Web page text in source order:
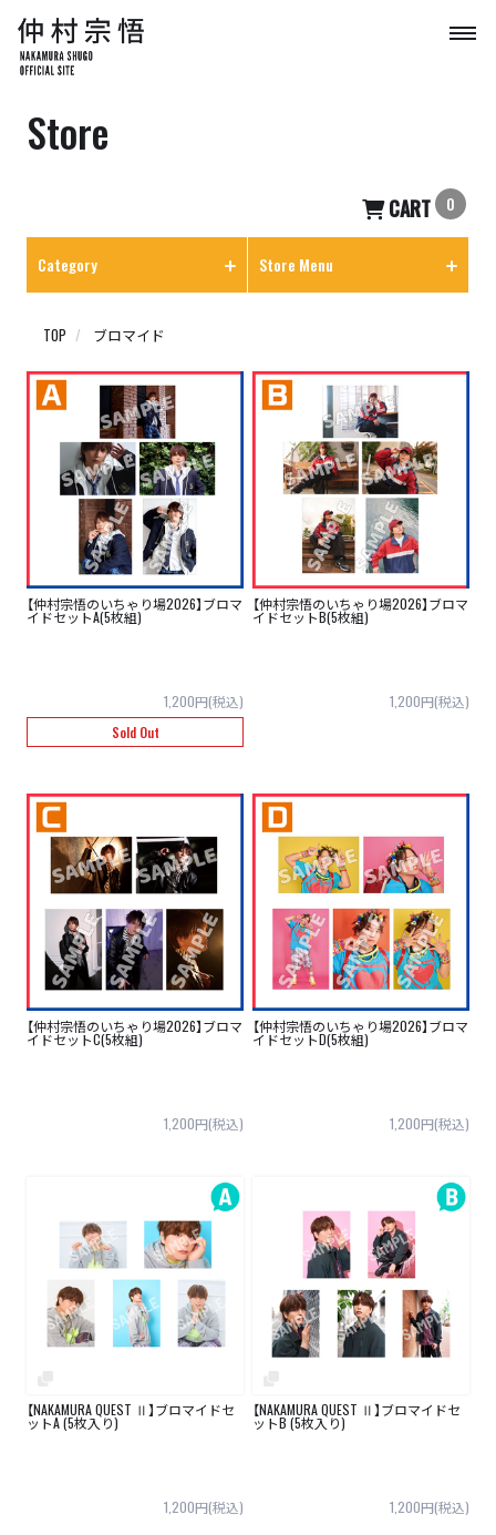
Store
CART 0
Category Store Menu
TOP ブロマイド
【仲村宗悟のいちゃり場2026】ブロマ
イドセットA(5枚組)
1,200円(税込)
Sold Out
【仲村宗悟のいちゃり場2026】ブロマ
イドセットB(5枚組)
1,200円(税込)
【仲村宗悟のいちゃり場2026】ブロマ
イドセットC(5枚組)
1,200円(税込)
【仲村宗悟のいちゃり場2026】ブロマ
イドセットD(5枚組)
1,200円(税込)
【NAKAMURA QUEST Ⅱ】ブロマイドセ
ットA (5枚入り)
1,200円(税込)
【NAKAMURA QUEST Ⅱ】ブロマイドセ
ットB (5枚入り)
1,200円(税込)